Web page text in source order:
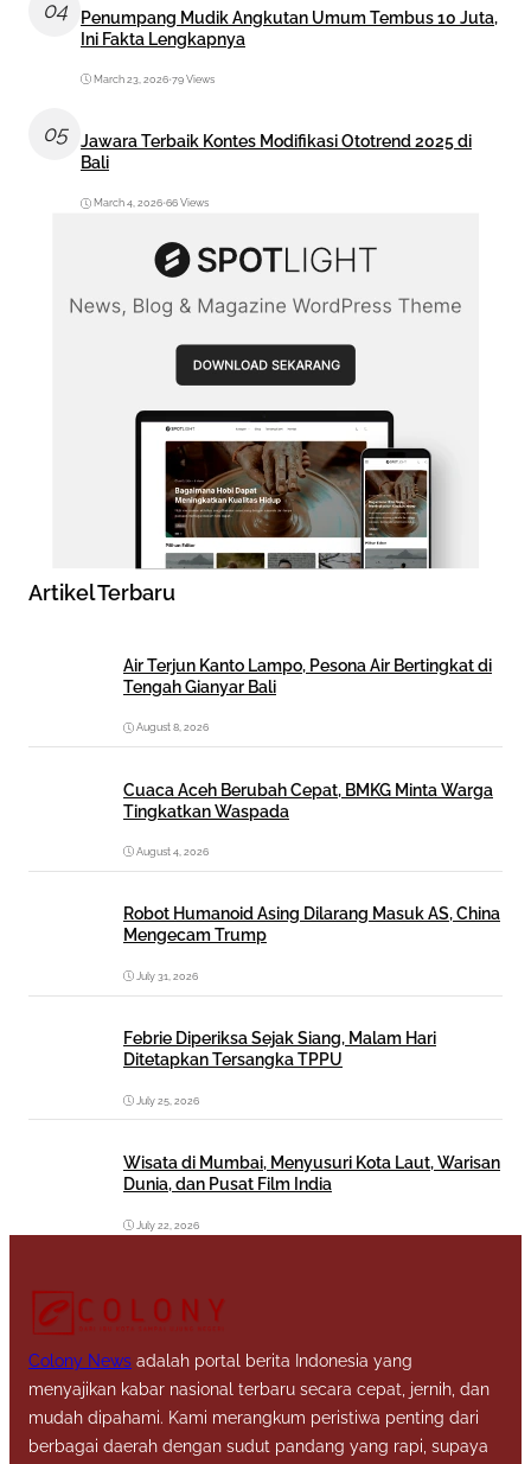
04
Penumpang Mudik Angkutan Umum Tembus 10 Juta,
Ini Fakta Lengkapnya
March 23, 2026•79 Views
05
Jawara Terbaik Kontes Modifikasi Ototrend 2025 di
Bali
March 4, 2026•66 Views
Artikel Terbaru
Air Terjun Kanto Lampo, Pesona Air Bertingkat di
Tengah Gianyar Bali
August 8, 2026
Cuaca Aceh Berubah Cepat, BMKG Minta Warga
Tingkatkan Waspada
August 4, 2026
Robot Humanoid Asing Dilarang Masuk AS, China
Mengecam Trump
July 31, 2026
Febrie Diperiksa Sejak Siang, Malam Hari
Ditetapkan Tersangka TPPU
July 25, 2026
Wisata di Mumbai, Menyusuri Kota Laut, Warisan
Dunia, dan Pusat Film India
July 22, 2026
Colony News adalah portal berita Indonesia yang
menyajikan kabar nasional terbaru secara cepat, jernih, dan
mudah dipahami. Kami merangkum peristiwa penting dari
berbagai daerah dengan sudut pandang yang rapi, supaya